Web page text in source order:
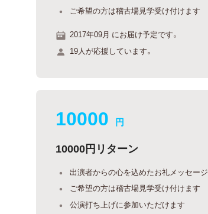
ご希望の方は稽古場見学受け付けます
2017年09月 にお届け予定です。
19人が応援しています。
10000 円
10000円リターン
出演者からの心を込めたお礼メッセージ
ご希望の方は稽古場見学受け付けます
公演打ち上げに参加いただけます